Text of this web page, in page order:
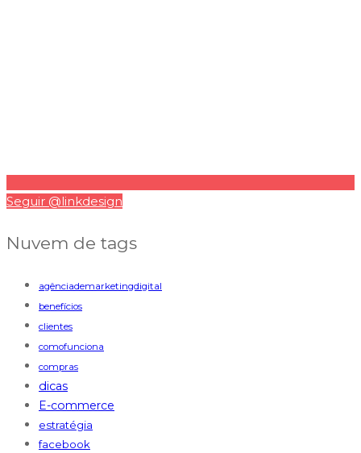
Seguir @linkdesign
Nuvem de tags
agênciademarketingdigital
benefícios
clientes
comofunciona
compras
dicas
E-commerce
estratégia
facebook